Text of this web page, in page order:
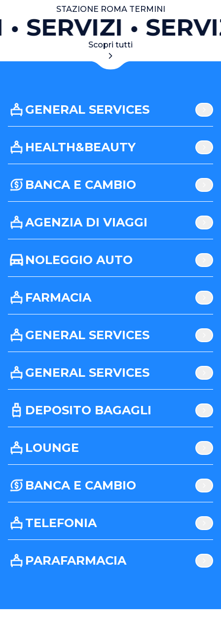
STAZIONE ROMA TERMINI
SERVIZI
Scopri tutti
GENERAL SERVICES
HEALTH&BEAUTY
BANCA E CAMBIO
AGENZIA DI VIAGGI
NOLEGGIO AUTO
FARMACIA
GENERAL SERVICES
GENERAL SERVICES
DEPOSITO BAGAGLI
LOUNGE
BANCA E CAMBIO
TELEFONIA
PARAFARMACIA